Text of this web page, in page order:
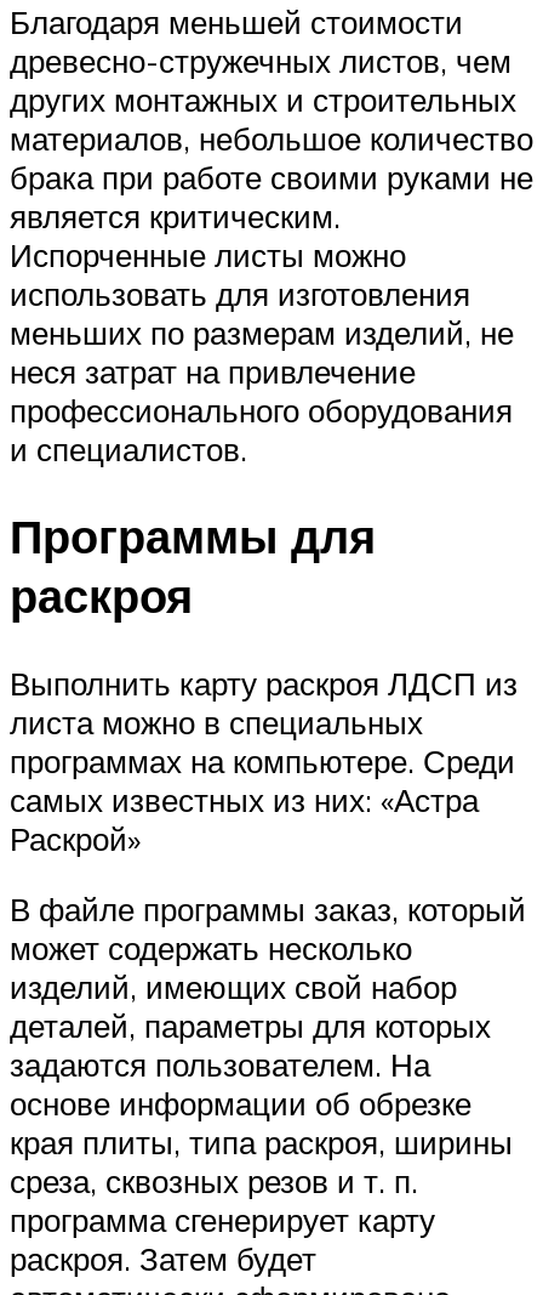
Благодаря меньшей стоимости
древесно-стружечных листов, чем
других монтажных и строительных
материалов, небольшое количество
брака при работе своими руками не
является критическим.
Испорченные листы можно
использовать для изготовления
меньших по размерам изделий, не
неся затрат на привлечение
профессионального оборудования
и специалистов.
Программы для
раскроя
Выполнить карту раскроя ЛДСП из
листа можно в специальных
программах на компьютере. Среди
самых известных из них: «Астра
Раскрой»
В файле программы заказ, который
может содержать несколько
изделий, имеющих свой набор
деталей, параметры для которых
задаются пользователем. На
основе информации об обрезке
края плиты, типа раскроя, ширины
среза, сквозных резов и т. п.
программа сгенерирует карту
раскроя. Затем будет